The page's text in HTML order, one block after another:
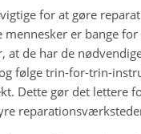
for at gøre
er bange
at de har de
følge trin-for-trin-
Dette gør det lettere